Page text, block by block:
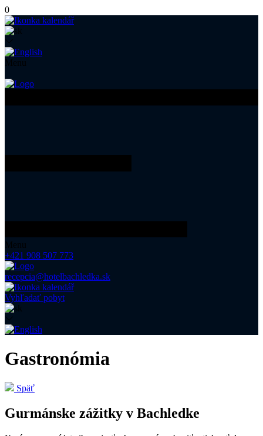
0
Menu
Menu
+421 908 507 773
recepcia@hotelbachledka.sk
Vyhľadať pobyt
Gastronómia
Späť
Gurmánske zážitky v Bachledke